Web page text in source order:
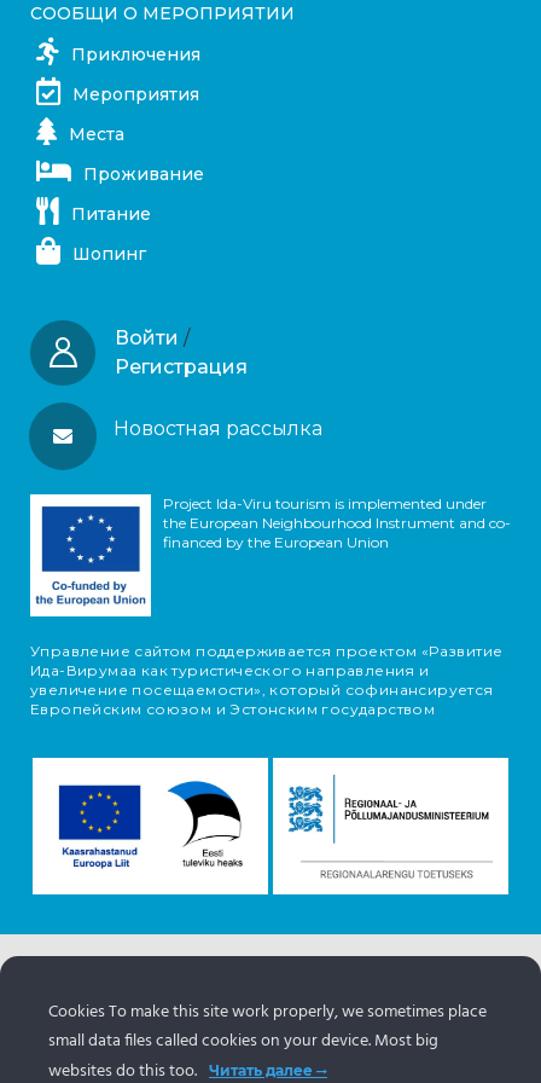
СООБЩИ О МЕРОПРИЯТИИ
Приключения
Мероприятия
Места
Проживание
Питание
Шопинг
Войти /
Регистрация
Новостная рассылка
Project Ida-Viru tourism is implemented under
the European Neighbourhood Instrument and co-
financed by the European Union
Управление сайтом поддерживается проектом «Развитие
Ида-Вирумаа как туристического направления и
увеличение посещаемости», который софинансируется
Европейским союзом и Эстонским государством
портала Эстонии.www.puhkaeestis.ee
Cookies To make this site work properly, we sometimes place
small data files called cookies on your device. Most big
websites do this too.
Читать далее